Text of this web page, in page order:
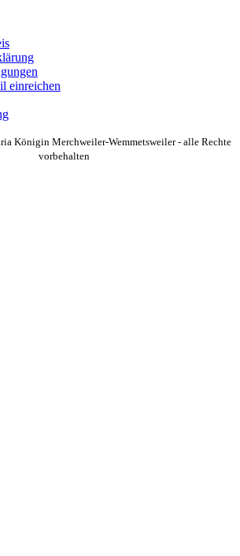
einreichen
Königin Merchweiler-Wemmetsweiler - alle Rechte
vorbehalten